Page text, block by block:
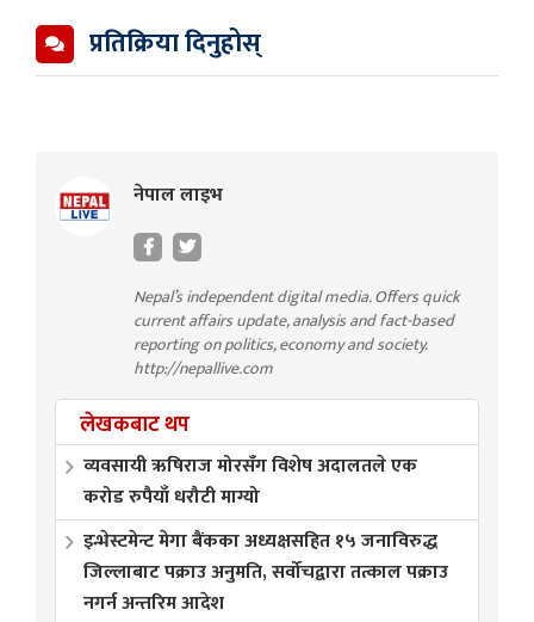
प्रतिक्रिया दिनुहोस्
नेपाल लाइभ
Nepal’s independent digital media. Offers quick
current affairs update, analysis and fact-based
reporting on politics, economy and society.
http://nepallive.com
लेखकबाट थप
व्यवसायी ऋषिराज मोरसँग विशेष अदालतले एक
करोड रुपैयाँ धरौटी माग्यो
इन्भेस्टमेन्ट मेगा बैंकका अध्यक्षसहित १५ जनाविरुद्ध
जिल्लाबाट पक्राउ अनुमति, सर्वोचद्वारा तत्काल पक्राउ
नगर्न अन्तरिम आदेश